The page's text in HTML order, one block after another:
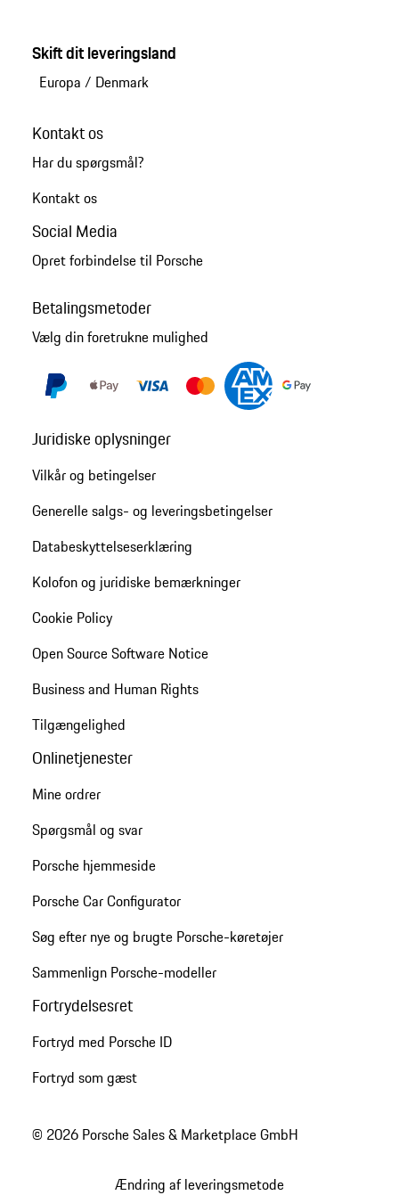
Skift dit leveringsland
Europa / Denmark
Kontakt os
Har du spørgsmål?
Kontakt os
Social Media
Opret forbindelse til Porsche
Betalingsmetoder
Vælg din foretrukne mulighed
Juridiske oplysninger
Vilkår og betingelser
Generelle salgs- og leveringsbetingelser
Databeskyttelseserklæring
Kolofon og juridiske bemærkninger
Cookie Policy
Open Source Software Notice
Business and Human Rights
Tilgængelighed
Onlinetjenester
Mine ordrer
Spørgsmål og svar
Porsche hjemmeside
Porsche Car Configurator
Søg efter nye og brugte Porsche-køretøjer
Sammenlign Porsche-modeller
Fortrydelsesret
Fortryd med Porsche ID
Fortryd som gæst
© 2026 Porsche Sales & Marketplace GmbH
Ændring af leveringsmetode